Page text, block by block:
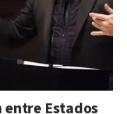
entre Estados